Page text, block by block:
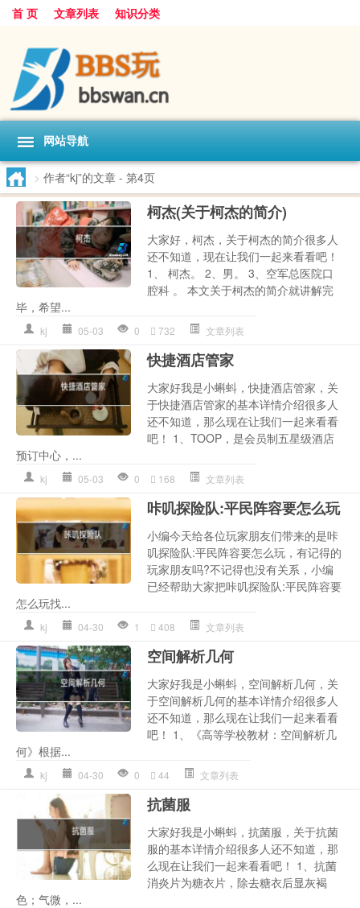
首 页 文章列表 知识分类
网站导航
> 作者“kj”的文章 - 第4页
柯杰(关于柯杰的简介)
大家好，柯杰，关于柯杰的简介很多人
还不知道，现在让我们一起来看看吧！
1、 柯杰。 2、男。 3、空军总医院口
腔科 。 本文关于柯杰的简介就讲解完
毕，希望...
kj 05-03 0 732 文章列表
快捷酒店管家
大家好我是小蝌蚪，快捷酒店管家，关
于快捷酒店管家的基本详情介绍很多人
还不知道，那么现在让我们一起来看看
吧！ 1、TOOP，是会员制五星级酒店
预订中心，...
kj 05-03 0 168 文章列表
咔叽探险队:平民阵容要怎么玩
小编今天给各位玩家朋友们带来的是咔
叽探险队:平民阵容要怎么玩，有记得的
玩家朋友吗?不记得也没有关系，小编
已经帮助大家把咔叽探险队:平民阵容要
怎么玩找...
kj 04-30 1 408 文章列表
空间解析几何
大家好我是小蝌蚪，空间解析几何，关
于空间解析几何的基本详情介绍很多人
还不知道，那么现在让我们一起来看看
吧！ 1、《高等学校教材：空间解析几
何》根据...
kj 04-30 0 44 文章列表
抗菌服
大家好我是小蝌蚪，抗菌服，关于抗菌
服的基本详情介绍很多人还不知道，那
么现在让我们一起来看看吧！ 1、抗菌
消炎片为糖衣片，除去糖衣后显灰褐
色；气微，...